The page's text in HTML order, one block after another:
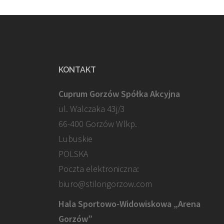
KONTAKT
Cuprum Gorzów Spółka Akcyjna
ul. Walczaka 43j/3
66-400 Gorzów Wlkp.
Lubuskie
POLSKA
Poczta elektroniczna:
biuro@stilongorzow.com
Hala Sportowo-Widowiskowa „Arena
Gorzów”